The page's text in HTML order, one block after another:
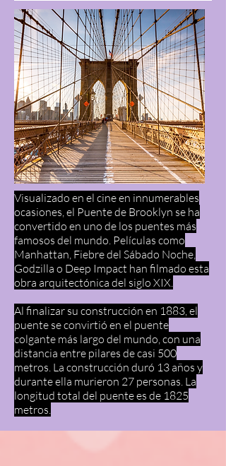
Visualizado en el cine en innumerables
ocasiones, el Puente de Brooklyn se ha
convertido en uno de los puentes más
famosos del mundo. Películas como
Manhattan, Fiebre del Sábado Noche,
Godzilla o Deep Impact han filmado esta
obra arquitectónica del siglo XIX.
Al finalizar su construcción en 1883, el
puente se convirtió en el puente
colgante más largo del mundo, con una
distancia entre pilares de casi 500
metros. La construcción duró 13 años y
durante ella murieron 27 personas. La
longitud total del puente es de 1825
metros.